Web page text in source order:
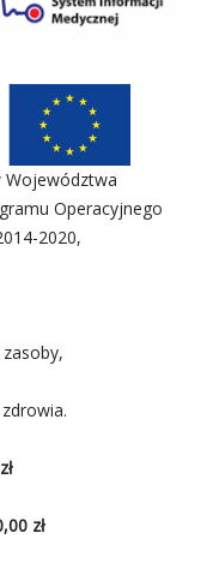
Województwa
Operacyjnego
2020,
zł